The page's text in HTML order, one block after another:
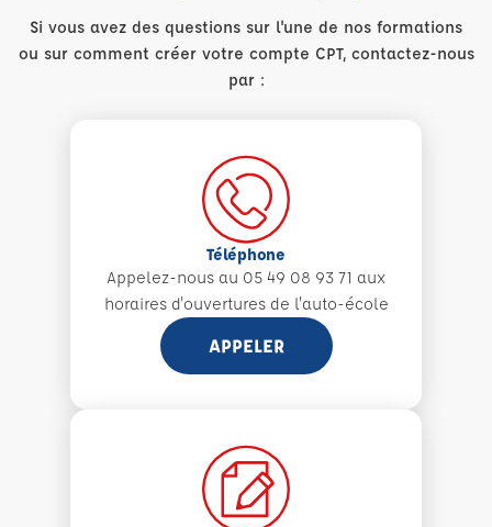
Si vous avez des questions sur l'une de nos formations
ou sur comment créer votre compte CPT, contactez-nous
par :
Téléphone
Appelez-nous au 05 49 08 93 71 aux
horaires d'ouvertures de l'auto-école
APPELER